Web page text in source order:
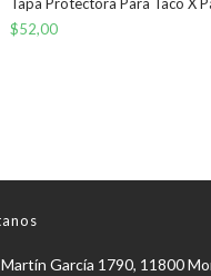
Tapa Protectora Para Taco X
$52,00
Martín García 1790, 11800